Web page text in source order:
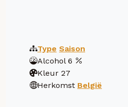
Type Saison
Alcohol 6
Kleur 27
Herkomst België